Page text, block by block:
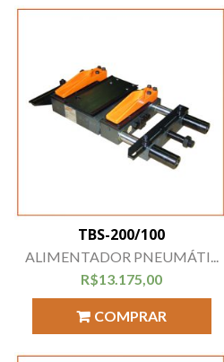
TBS-200/100
ALIMENTADOR PNEUMÁTI...
R$13.175,00
COMPRAR